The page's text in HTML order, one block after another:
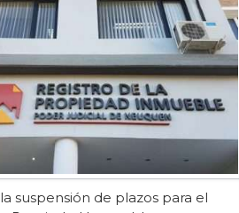
suspensión de plazos para el